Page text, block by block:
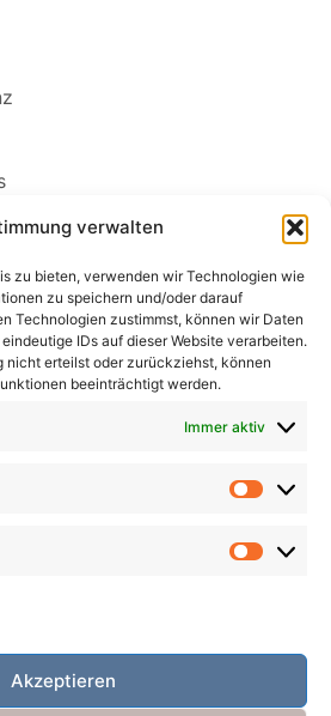
verwalten
zu bieten, verwenden wir Technologien wie
zu speichern und/oder darauf
Technologien zustimmst, können wir Daten
IDs auf dieser Website verarbeiten.
nicht erteilst oder zurückziehst, können
beeinträchtigt werden.
Immer aktiv
Akzeptieren
wär
Search